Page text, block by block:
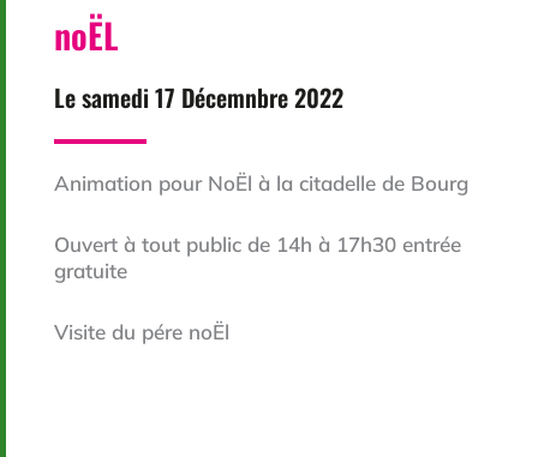
noËL
Le samedi 17 Décemnbre 2022
Animation pour NoËl à la citadelle de Bourg
Ouvert à tout public de 14h à 17h30 entrée
gratuite
Visite du pére noËl